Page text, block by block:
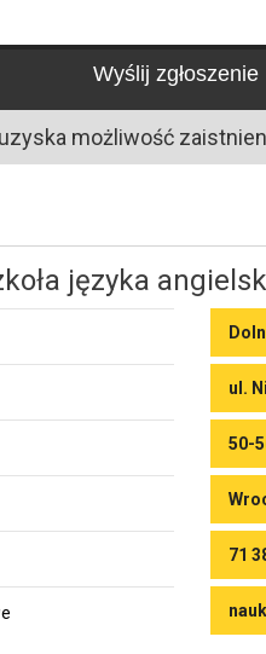
Wyślij zgłoszenie
możliwość
języka
ul.
50-
71